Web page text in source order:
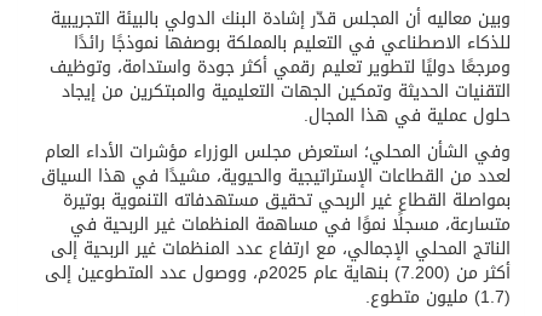
وبين معاليه أن المجلس قدّر إشادة البنك الدولي بالبيئة التجريبية
للذكاء الاصطناعي في التعليم بالمملكة بوصفها نموذجًا رائدًا
ومرجعًا دوليًا لتطوير تعليم رقمي أكثر جودة واستدامة، وتوظيف
التقنيات الحديثة وتمكين الجهات التعليمية والمبتكرين من إيجاد
حلول عملية في هذا المجال.
وفي الشأن المحلي؛ استعرض مجلس الوزراء مؤشرات الأداء العام
لعدد من القطاعات الإستراتيجية والحيوية، مشيدًا في هذا السياق
بمواصلة القطاع غير الربحي تحقيق مستهدفاته التنموية بوتيرة
متسارعة، مسجلًا نموًا في مساهمة المنظمات غير الربحية في
الناتج المحلي الإجمالي، مع ارتفاع عدد المنظمات غير الربحية إلى
أكثر من (7.200) بنهاية عام 2025م، ووصول عدد المتطوعين إلى
(1.7) مليون متطوع.